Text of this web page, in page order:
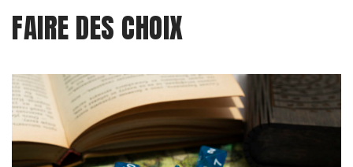
FAIRE DES CHOIX